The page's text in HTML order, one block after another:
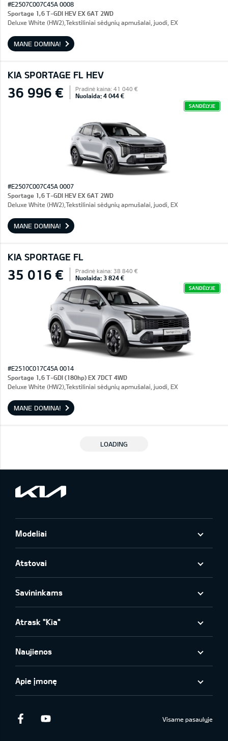
#E2507C007C45A 0008
Sportage 1,6 T-GDI HEV EX 6AT 2WD
Deluxe White (HW2),Tekstiliniai sėdynių apmušalai, juodi, EX
MANE DOMINA!
KIA SPORTAGE FL HEV
36 996 € Pradinė kaina: 41 040 €
Nuolaida: 4 044 €
SANDĖLYJE
#E2507C007C45A 0007
Sportage 1,6 T-GDI HEV EX 6AT 2WD
Deluxe White (HW2),Tekstiliniai sėdynių apmušalai, juodi, EX
MANE DOMINA!
KIA SPORTAGE FL
35 016 € Pradinė kaina: 38 840 €
Nuolaida: 3 824 €
SANDĖLYJE
#E2510C017C45A 0014
Sportage 1,6 T-GDI (180hp) EX 7DCT 4WD
Deluxe White (HW2),Tekstiliniai sėdynių apmušalai, juodi, EX
MANE DOMINA!
LOADING
Modeliai
Atstovai
Savininkams
Atrask "Kia"
Naujienos
Apie įmonę
Facebook Visame pasaulyje